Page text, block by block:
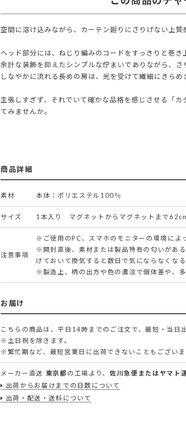
空間に溶け込みながら、カーテン廻りにさりげない上質
ヘッド部分には、ねじり編みのコードをすっきりと巻き
余計な装飾を抑えたシンプルな佇まいでありながら、さ
しなやかに流れる長めの房は、光を受けて繊細にきらめ
主張しすぎず、それでいて確かな品格を感じさせる「
てみませんか。
商品詳細
素材 本体：ポリエステル100％
サイズ 1本入り マグネットからマグネットまで
注意事項
※ご使用のPC、スマホのモニターの環境によ
※開封直後、素材または製品特有の匂いがあ
げておいて換気すると数日で気にならなくな
※製造上、柄の出方や色の濃淡で個体差や、
お届け
こちらの商品は、平日14時までのご注文で、最短・当日
※土日祝を除きます。
※繁忙期など、最短営業日に出荷できないこともござい
メーカー直送 東京都の工場より、 佐川急便またはヤマト
出荷からお届けまでの日数について
出荷・配送・送料について